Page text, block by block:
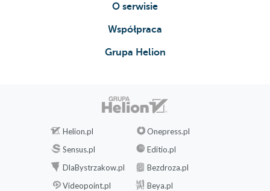
O serwisie
Współpraca
Grupa Helion
Helion.pl
Onepress.pl
Sensus.pl
Editio.pl
DlaBystrzakow.pl
Bezdroza.pl
Videopoint.pl
Beya.pl